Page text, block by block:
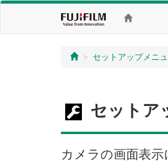
セットアップメニ
セットア
カメラの画面表示